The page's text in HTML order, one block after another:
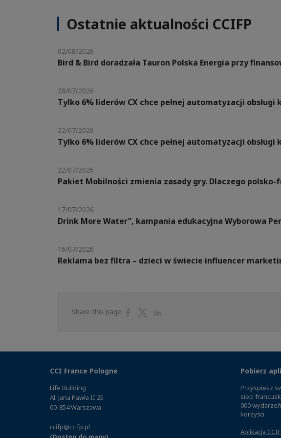
Ostatnie aktualności CCIFP
02/08/2026
Bird & Bird doradzała Tauron Polska Energia przy
28/07/2026
Tylko 6% liderów CX chce pełnej automatyzacji obsługi
22/07/2026
Tylko 6% liderów CX chce pełnej automatyzacji obsługi
22/07/2026
Pakiet Mobilności zmienia zasady gry. Dlaczego
17/07/2026
Drink More Water”, kampania edukacyjna Wyborowa
16/07/2026
Reklama bez filtra – dzieci w świecie influencer
Share this page
ShareShare
CCI France Pologne
Life Building
Al. Jana Pawła II 25
00-854 Warszawa
ccifp@ccifp.pl
Pobierz
Przyspiesz
sieci
000
korzyści
Aplikacja